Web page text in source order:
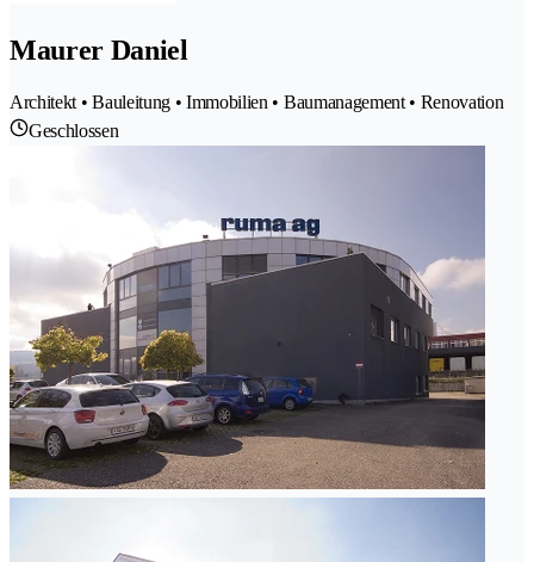
Maurer Daniel
Architekt • Bauleitung • Immobilien • Baumanagement • Renovation
Geschlossen